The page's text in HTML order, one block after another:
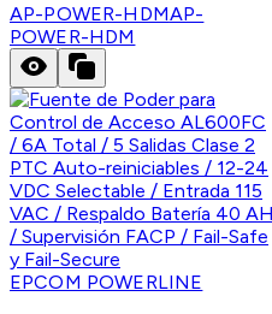
AP-POWER-HDMAP-
POWER-HDM
EPCOM POWERLINE